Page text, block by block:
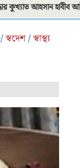
আহসান হাবীব আটক
স্বদেশ/স্বাস্থ্য